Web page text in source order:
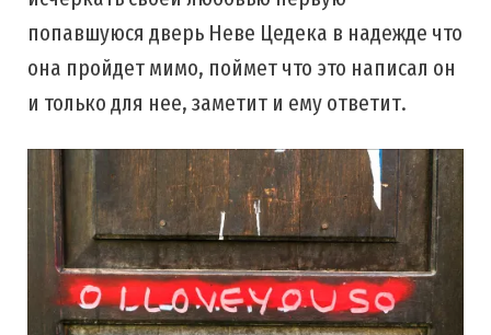
попавшуюся дверь Неве Цедека в надежде что
она пройдет мимо, поймет что это написал он
и только для нее, заметит и ему ответит.